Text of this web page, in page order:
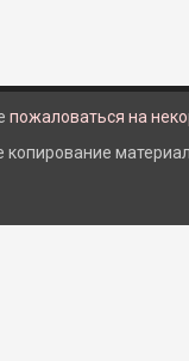
пожаловаться на
копирование